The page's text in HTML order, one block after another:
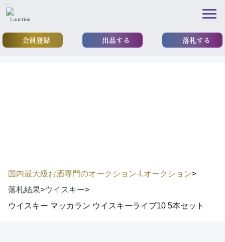
会員登録 出品する 落札する
国内最大級お酒専門のオークション-Lオークション>
落札結果>ウイスキー>
ウイスキー マッカラン ウイスキーライブ10 5本セット